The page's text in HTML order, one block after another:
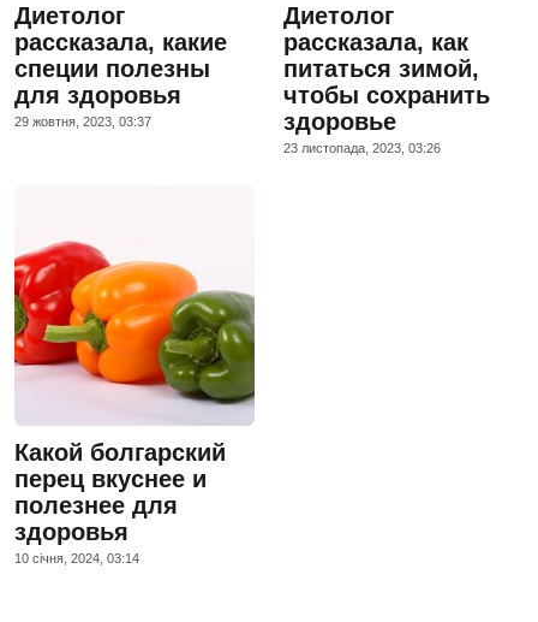
Диетолог
рассказала, какие
специи полезны
для здоровья
29 жовтня, 2023, 03:37
Диетолог
рассказала, как
питаться зимой,
чтобы сохранить
здоровье
23 листопада, 2023, 03:26
Какой болгарский
перец вкуснее и
полезнее для
здоровья
10 сiчня, 2024, 03:14